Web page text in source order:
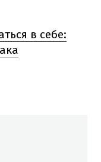
в себе: